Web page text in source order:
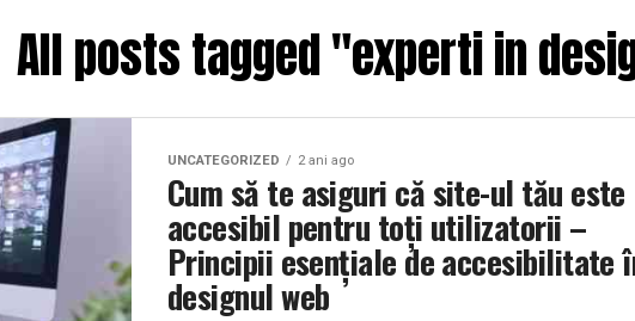
All posts tagged "experti in
UNCATEGORIZED 2 ani ago
Cum să te asiguri că site-ul tău este
accesibil pentru toți utilizatorii –
Principii esențiale de accesibilitate
designul web